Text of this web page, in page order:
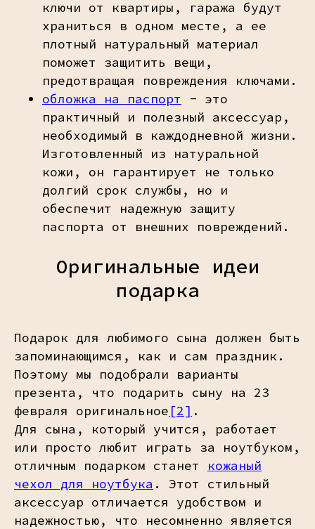
ключи от квартиры, гаража будут
храниться в одном месте, а ее
плотный натуральный материал
поможет защитить вещи,
предотвращая повреждения ключами.
обложка на паспорт - это
практичный и полезный аксессуар,
необходимый в каждодневной жизни.
Изготовленный из натуральной
кожи, он гарантирует не только
долгий срок службы, но и
обеспечит надежную защиту
паспорта от внешних повреждений.
Оригинальные идеи
подарка
Подарок для любимого сына должен быть
запоминающимся, как и сам праздник.
Поэтому мы подобрали варианты
презента, что подарить сыну на 23
февраля оригинальное [2] .
Для сына, который учится, работает
или просто любит играть за ноутбуком,
отличным подарком станет кожаный
чехол для ноутбука . Этот стильный
аксессуар отличается удобством и
надежностью, что несомненно является